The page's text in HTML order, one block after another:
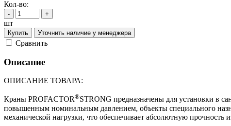
Кол-во:
- +
шт
Купить Уточнить наличие у менеджера
Cравнить
Описание
ОПИСАНИЕ ТОВАРА:
Краны PROFACTOR®STRONG предназначены для установки в
повышенным номинальным давлением, объекты специального
механической нагрузки, что обеспечивает абсолютную прочность